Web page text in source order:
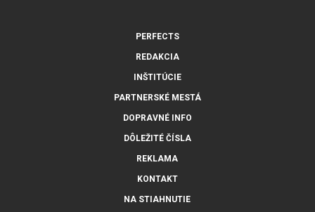
PERFECTS
REDAKCIA
INŠTITÚCIE
PARTNERSKÉ MESTÁ
DOPRAVNÉ INFO
DÔLEŽITÉ ČÍSLA
REKLAMA
KONTAKT
NA STIAHNUTIE